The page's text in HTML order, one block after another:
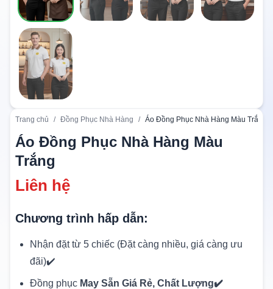
Trang chủ / Đồng Phục Nhà Hàng / Áo Đồng Phục Nhà Hàng Màu Trắng
Áo Đồng Phục Nhà Hàng Màu
Trắng
Liên hệ
Chương trình hấp dẫn:
Nhận đặt từ 5 chiếc (Đặt càng nhiều, giá càng ưu
đãi)✔️
Đồng phục May Sẵn Giá Rẻ, Chất Lượng✔️